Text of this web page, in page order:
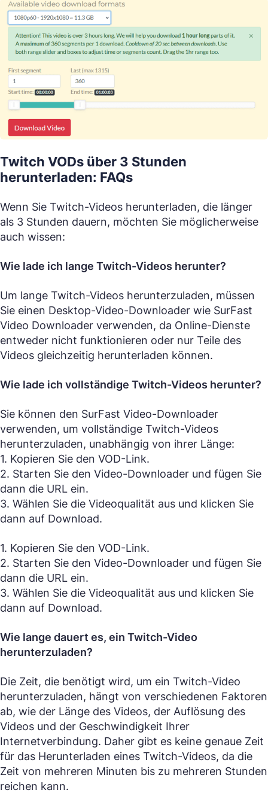
Twitch VODs über 3 Stunden
herunterladen: FAQs
Wenn Sie Twitch-Videos herunterladen, die länger
als 3 Stunden dauern, möchten Sie möglicherweise
auch wissen:
Wie lade ich lange Twitch-Videos herunter?
Um lange Twitch-Videos herunterzuladen, müssen
Sie einen Desktop-Video-Downloader wie SurFast
Video Downloader verwenden, da Online-Dienste
entweder nicht funktionieren oder nur Teile des
Videos gleichzeitig herunterladen können.
Wie lade ich vollständige Twitch-Videos herunter?
Sie können den SurFast Video-Downloader
verwenden, um vollständige Twitch-Videos
herunterzuladen, unabhängig von ihrer Länge:
1. Kopieren Sie den VOD-Link.
2. Starten Sie den Video-Downloader und fügen Sie
dann die URL ein.
3. Wählen Sie die Videoqualität aus und klicken Sie
dann auf Download.
1. Kopieren Sie den VOD-Link.
2. Starten Sie den Video-Downloader und fügen Sie
dann die URL ein.
3. Wählen Sie die Videoqualität aus und klicken Sie
dann auf Download.
Wie lange dauert es, ein Twitch-Video
herunterzuladen?
Die Zeit, die benötigt wird, um ein Twitch-Video
herunterzuladen, hängt von verschiedenen Faktoren
ab, wie der Länge des Videos, der Auflösung des
Videos und der Geschwindigkeit Ihrer
Internetverbindung. Daher gibt es keine genaue Zeit
für das Herunterladen eines Twitch-Videos, da die
Zeit von mehreren Minuten bis zu mehreren Stunden
reichen kann.